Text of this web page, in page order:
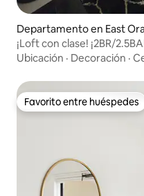
Departamento en East
¡Loft con clase! ¡2BR/
minutos de NYC
Ubicación · Decoración ·
Favorito entre huéspedes
Favorito entre huéspedes